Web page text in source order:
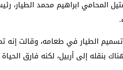
المحامي ابراهيم محمد الطيار،
الطيار في طعامه، وقالت
بنقله إلى أربيل، لكنه فارق